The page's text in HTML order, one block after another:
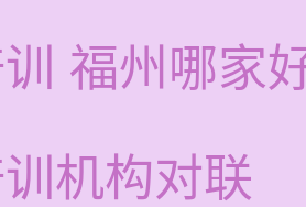
福州哪家
机构对联